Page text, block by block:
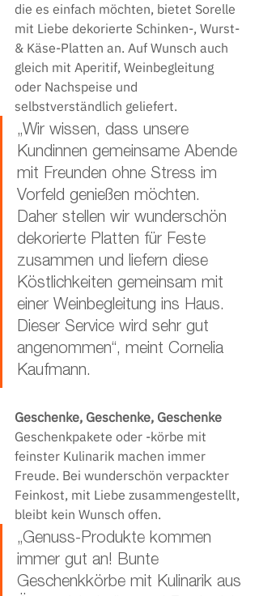
die es einfach möchten, bietet Sorelle
mit Liebe dekorierte Schinken-, Wurst-
& Käse-Platten an. Auf Wunsch auch
gleich mit Aperitif, Weinbegleitung
oder Nachspeise und
selbstverständlich geliefert.
„Wir wissen, dass unsere
Kundinnen gemeinsame Abende
mit Freunden ohne Stress im
Vorfeld genießen möchten.
Daher stellen wir wunderschön
dekorierte Platten für Feste
zusammen und liefern diese
Köstlichkeiten gemeinsam mit
einer Weinbegleitung ins Haus.
Dieser Service wird sehr gut
angenommen“, meint Cornelia
Kaufmann.
Geschenke, Geschenke, Geschenke
Geschenkpakete oder -körbe mit
feinster Kulinarik machen immer
Freude. Bei wunderschön verpackter
Feinkost, mit Liebe zusammengestellt,
bleibt kein Wunsch offen.
„Genuss-Produkte kommen
immer gut an! Bunte
Geschenkkörbe mit Kulinarik aus